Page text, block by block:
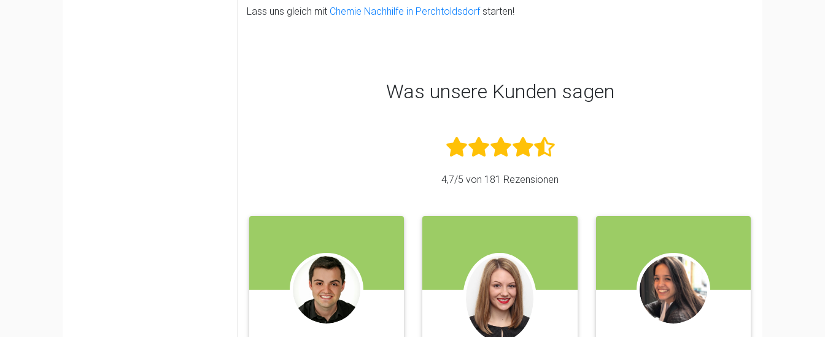
Lass uns gleich mit Chemie Nachhilfe in Perchtoldsdorfstarten!
Was unsere Kunden sagen
4,7/5 von 181 Rezensionen